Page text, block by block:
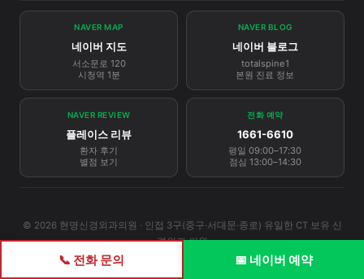
NAVER MAP
네이버 지도
서소문로 120
시청역 1분
NAVER BLOG
네이버 블로그
totalspine1
본원 진료 정보
NAVER REVIEW
플레이스 리뷰
환자 후기
별점 보기
전화 예약
1661-6610
평일 09:00–17:30
점심 13:00–14:30
© 2026 현명신경외과의원 · 인접 3구(중구·서대문·종로) 유일한 CT 보유 신
경외과 의원
📞 전화 문의 📅 네이버 예약